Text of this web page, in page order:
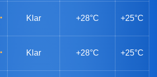
Klar +28°C +25°C
Klar +28°C +25°C